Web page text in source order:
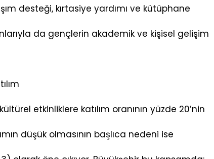
desteği, kırtasiye yardımı ve kütüphane
da gençlerin akademik ve kişisel gelişim
etkinliklere katılım oranının yüzde 20’nin
düşük olmasının başlıca nedeni ise